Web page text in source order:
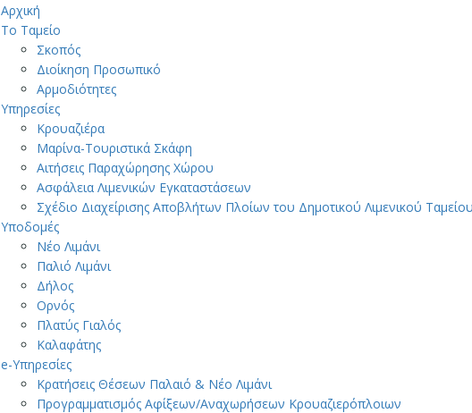
Αρχική
Το Ταμείο
Σκοπός
Διοίκηση Προσωπικό
Αρμοδιότητες
Υπηρεσίες
Κρουαζιέρα
Μαρίνα-Τουριστικά Σκάφη
Αιτήσεις Παραχώρησης Χώρου
Ασφάλεια Λιμενικών Εγκαταστάσεων
Σχέδιο Διαχείρισης Αποβλήτων Πλοίων του Δημοτικού Λιμενικού
Υποδομές
Νέο Λιμάνι
Παλιό Λιμάνι
Δήλος
Ορνός
Πλατύς Γιαλός
Καλαφάτης
e-Υπηρεσίες
Κρατήσεις Θέσεων Παλαιό & Νέο Λιμάνι
Προγραμματισμός Αφίξεων/Αναχωρήσεων Κρουαζιερόπλοιων